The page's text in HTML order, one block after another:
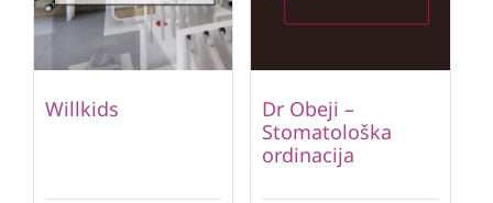
Willkids
Dr Obeji –
Stomatološka
ordinacija